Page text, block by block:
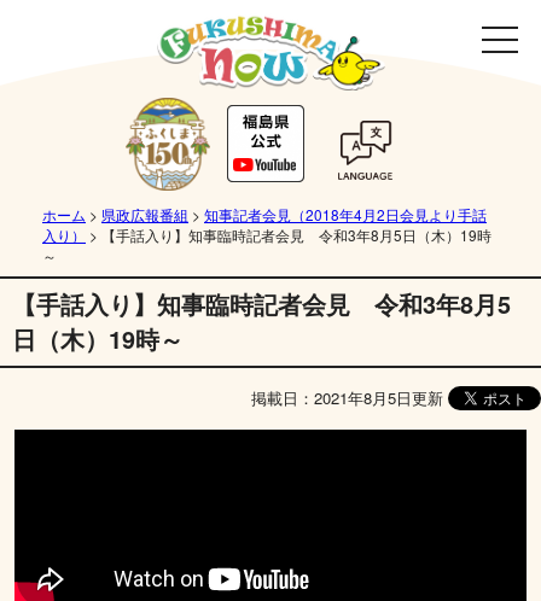
ホーム > 県政広報番組 > 知事記者会見（2018年4月2日会見より手話
入り）
>
【手話入り】知事臨時記者会見 令和3年8月5日（木）19時
～
【手話入り】知事臨時記者会見 令和3年8月5
日（木）19時～
掲載日：2021年8月5日更新